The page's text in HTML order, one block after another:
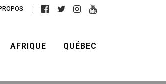
AFRIQUE QUÉBEC